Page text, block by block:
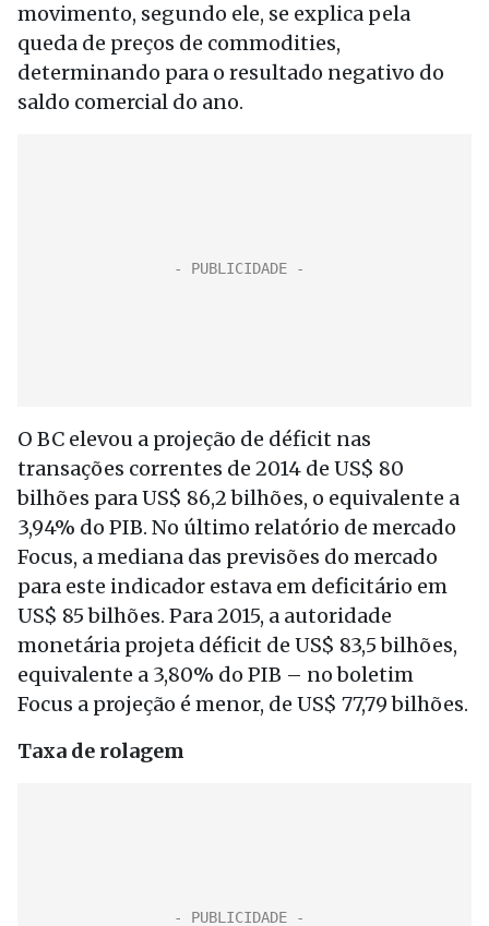
movimento, segundo ele, se explica pela
queda de preços de commodities,
determinando para o resultado negativo do
saldo comercial do ano.
O BC elevou a projeção de déficit nas
transações correntes de 2014 de US$ 80
bilhões para US$ 86,2 bilhões, o equivalente a
3,94% do PIB. No último relatório de mercado
Focus, a mediana das previsões do mercado
para este indicador estava em deficitário em
US$ 85 bilhões. Para 2015, a autoridade
monetária projeta déficit de US$ 83,5 bilhões,
equivalente a 3,80% do PIB – no boletim
Focus a projeção é menor, de US$ 77,79 bilhões.
Taxa de rolagem